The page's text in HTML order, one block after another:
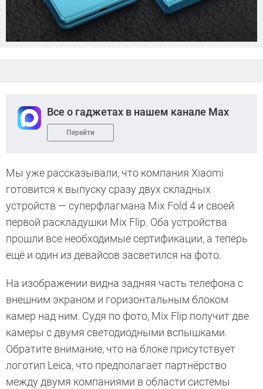
Все о гаджетах в нашем канале Max
Перейти
Мы уже рассказывали, что компания Xiaomi
готовится к выпуску сразу двух складных
устройств — суперфлагмана Mix Fold 4 и своей
первой раскладушки Mix Flip. Оба устройства
прошли все необходимые сертификации, а теперь
ещё и один из девайсов засветился на фото.
На изображении видна задняя часть телефона с
внешним экраном и горизонтальным блоком
камер над ним. Судя по фото, Mix Flip получит две
камеры с двумя светодиодными вспышками.
Обратите внимание, что на блоке присутствует
логотип Leica, что предполагает партнёрство
между двумя компаниями в области системы